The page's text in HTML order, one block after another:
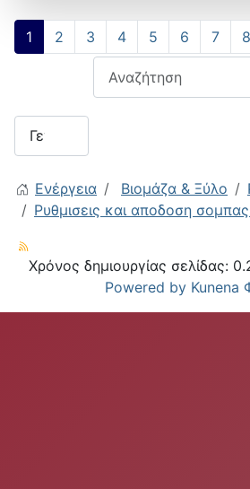
1 2 3 4 5 6 7 8
Ενέργεια Βιομάζα & Ξύλο
Ρυθμισεις και αποδοση
Χρόνος δημιουργίας σελίδας:
Powered by Kunena